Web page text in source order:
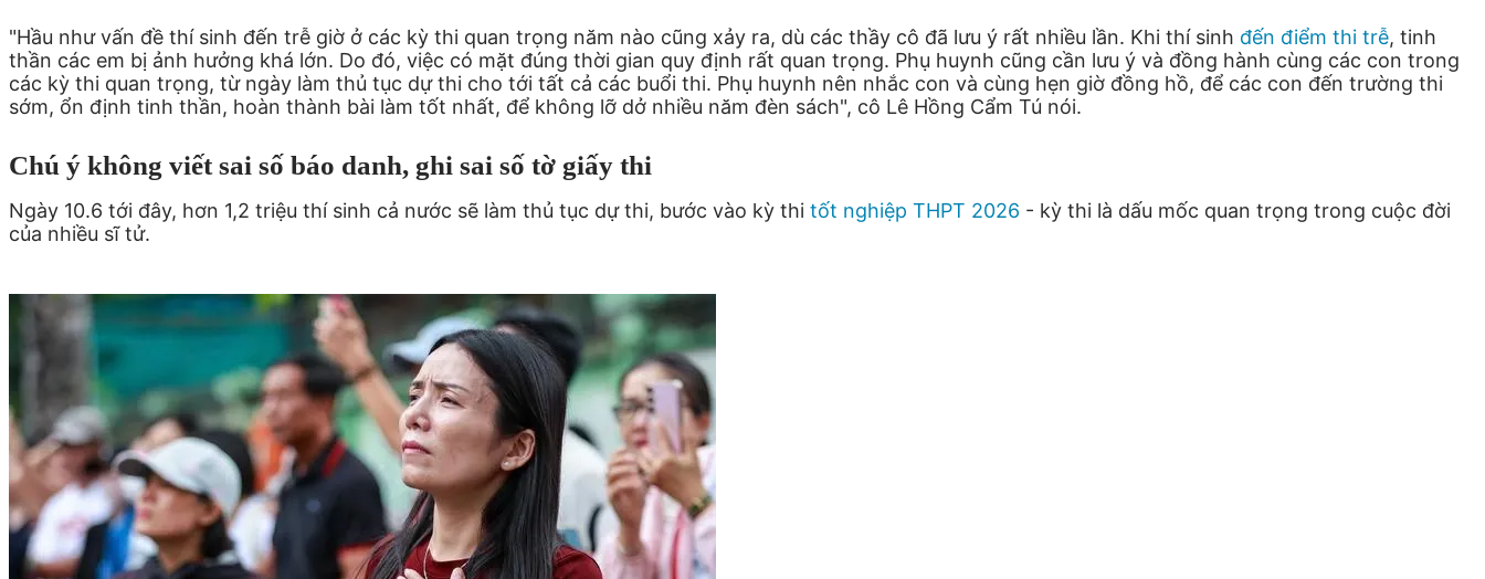
"Hầu như vấn đề thí sinh đến trễ giờ ở các kỳ thi quan trọng năm nào cũng xảy ra, dù các thầy cô đã lưu ý rất nhiều lần. Khi thí sinh đến điểm thi trễ, tinh
thần các em bị ảnh hưởng khá lớn. Do đó, việc có mặt đúng thời gian quy định rất quan trọng. Phụ huynh cũng cần lưu ý và đồng hành cùng các con trong
các kỳ thi quan trọng, từ ngày làm thủ tục dự thi cho tới tất cả các buổi thi. Phụ huynh nên nhắc con và cùng hẹn giờ đồng hồ, để các con đến trường thi
sớm, ổn định tinh thần, hoàn thành bài làm tốt nhất, để không lỡ dở nhiều năm đèn sách", cô Lê Hồng Cẩm Tú nói.
Chú ý không viết sai số báo danh, ghi sai số tờ giấy thi
Ngày 10.6 tới đây, hơn 1,2 triệu thí sinh cả nước sẽ làm thủ tục dự thi, bước vào kỳ thi tốt nghiệp THPT 2026 - kỳ thi là dấu mốc quan trọng trong cuộc đời
của nhiều sĩ tử.